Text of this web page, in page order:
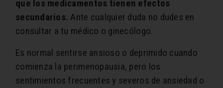
que los medicamentos tienen efectos
secundarios.Ante cualquier duda no dudes en
consultar a tu médico o ginecólogo.
Es normal sentirse ansioso o deprimido cuando
comienza la perimenopausia, pero los
sentimientos frecuentes y severos de ansiedad o